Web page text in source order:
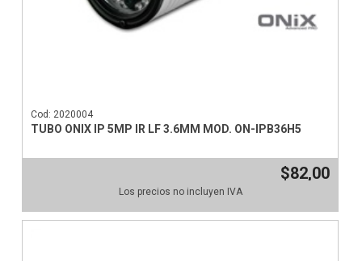
Cod: 2020004
TUBO ONIX IP 5MP IR LF 3.6MM MOD. ON-IPB36H5
$82,00
Los precios no incluyen IVA